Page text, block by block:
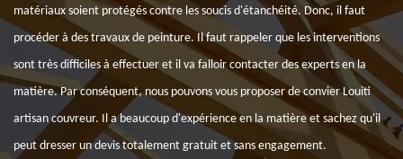
matériaux soient protégés contre les soucis d'étanchéité. Donc, il faut
procéder à des travaux de peinture. Il faut rappeler que les interventions
sont très difficiles à effectuer et il va falloir contacter des experts en la
matière. Par conséquent, nous pouvons vous proposer de convier Louiti
artisan couvreur. Il a beaucoup d'expérience en la matière et sachez qu'il
peut dresser un devis totalement gratuit et sans engagement.